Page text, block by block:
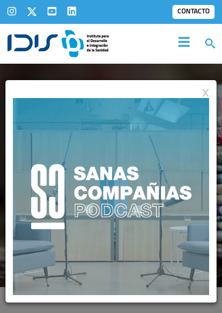
CONTACTO
IDIS EN LOSMEDIOS
X